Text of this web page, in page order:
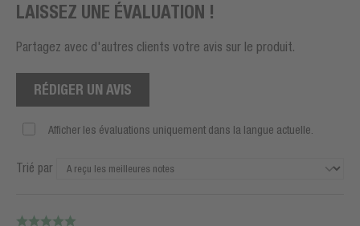
LAISSEZ UNE ÉVALUATION !
Partagez avec d'autres clients votre avis sur le produit.
RÉDIGER UN AVIS
Afficher les évaluations uniquement dans la langue actuelle.
Trié par